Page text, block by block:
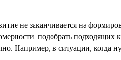
не заканчивается на
подобрать подходящих
Например, в ситуации,